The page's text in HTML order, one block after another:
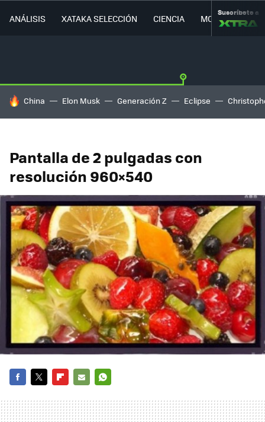
ANÁLISIS XATAKA SELECCIÓN CIENCIA MOVILIDAD
Suscríbete a
HOY SE HABLA DE
China Elon Musk Generación Z Eclipse
Pantalla de 2 pulgadas con
resolución 960×540
MAIL